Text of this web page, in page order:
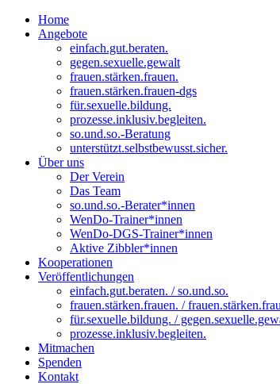
Home
Angebote
einfach.gut.beraten.
gegen.sexuelle.gewalt
frauen.stärken.frauen.
frauen.stärken.frauen-dgs
für.sexuelle.bildung.
prozesse.inklusiv.begleiten.
so.und.so.-Beratung
unterstützt.selbstbewusst.sicher.
Über uns
Der Verein
Das Team
so.und.so.-Berater*innen
WenDo-Trainer*innen
WenDo-DGS-Trainer*innen
Aktive Zibbler*innen
Kooperationen
Veröffentlichungen
einfach.gut.beraten. / so.und.so.
frauen.stärken.frauen. /
für.sexuelle.bildung. /
prozesse.inklusiv.begleiten.
Mitmachen
Spenden
Kontakt